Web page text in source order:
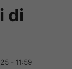
di
- 11:59